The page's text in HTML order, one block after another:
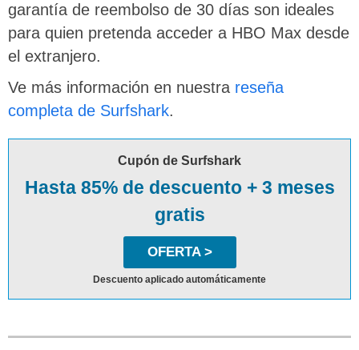
garantía de reembolso de 30 días son ideales
para quien pretenda acceder a HBO Max desde
el extranjero.
Ve más información en nuestra reseña
completa de Surfshark.
Cupón de Surfshark
Hasta 85% de descuento + 3 meses
gratis
OFERTA >
Descuento aplicado automáticamente